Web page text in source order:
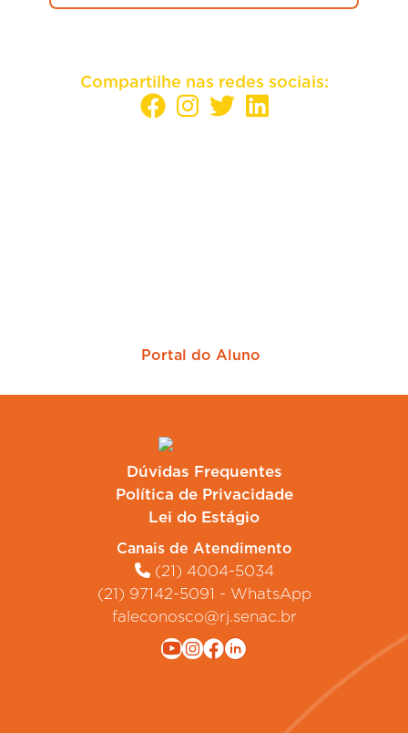
Compartilhe nas redes sociais:
Portal do Aluno
Dúvidas Frequentes
Política de Privacidade
Lei do Estágio
Canais de Atendimento
(21) 4004-5034
(21) 97142-5091 - WhatsApp
faleconosco@rj.senac.br